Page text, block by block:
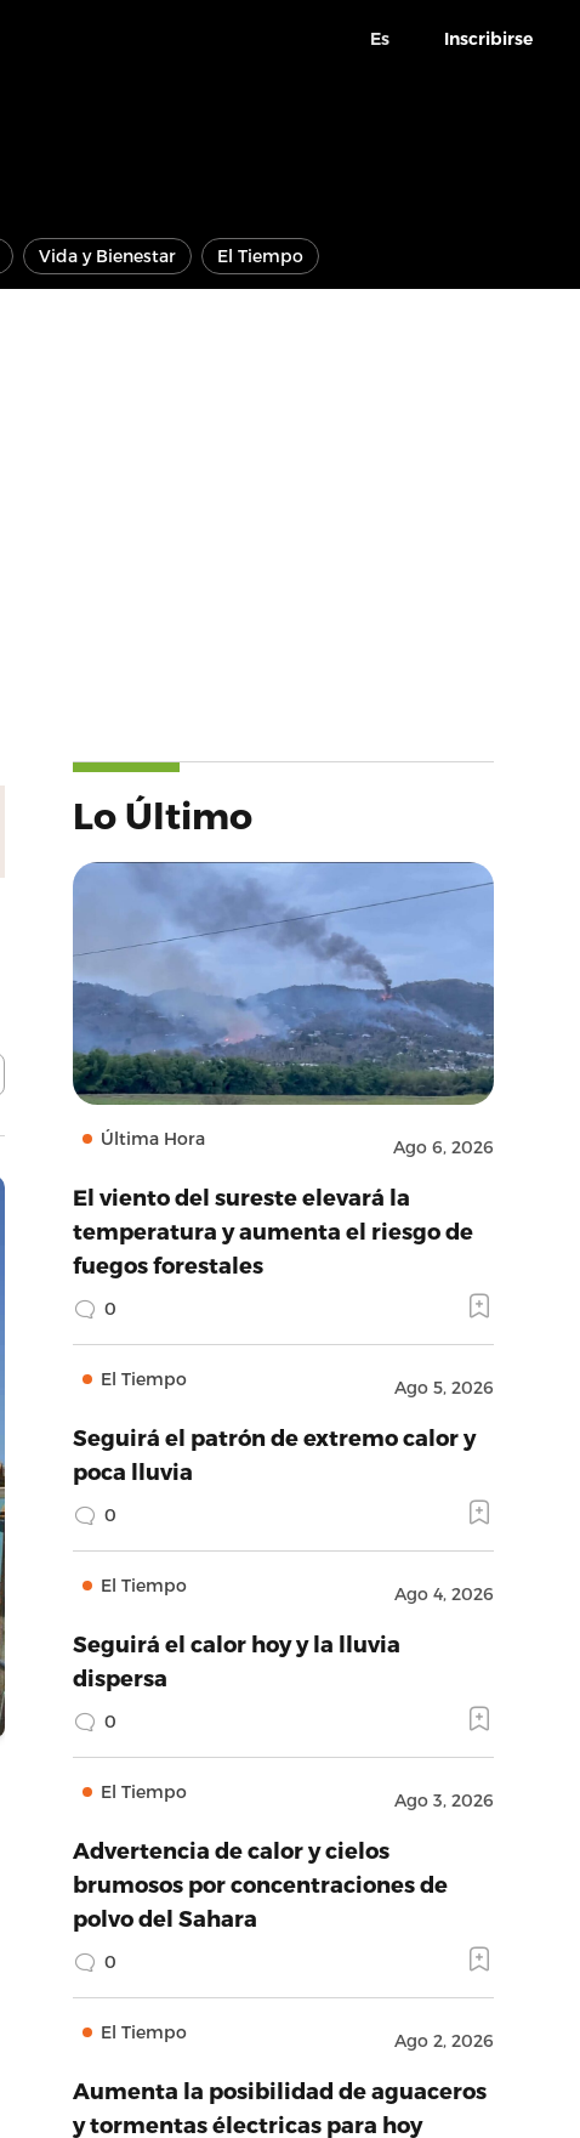
Es Inscribirse
Vida y Bienestar El Tiempo
Lo Último
Última Hora Ago 6, 2026
El viento del sureste elevará la
temperatura y aumenta el riesgo de
fuegos forestales
0
El Tiempo Ago 5, 2026
Seguirá el patrón de extremo calor y
poca lluvia
0
El Tiempo Ago 4, 2026
Seguirá el calor hoy y la lluvia
dispersa
0
El Tiempo Ago 3, 2026
Advertencia de calor y cielos
brumosos por concentraciones de
polvo del Sahara
0
El Tiempo Ago 2, 2026
Aumenta la posibilidad de aguaceros
y tormentas électricas para hoy